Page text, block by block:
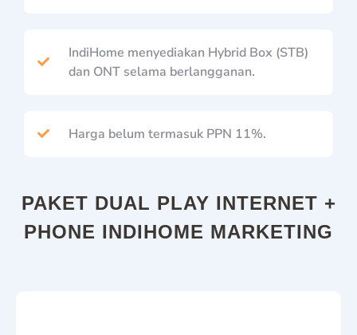
IndiHome menyediakan Hybrid Box (STB)
dan ONT selama berlangganan.
Harga belum termasuk PPN 11%.
PAKET DUAL PLAY INTERNET +
PHONE INDIHOME MARKETING